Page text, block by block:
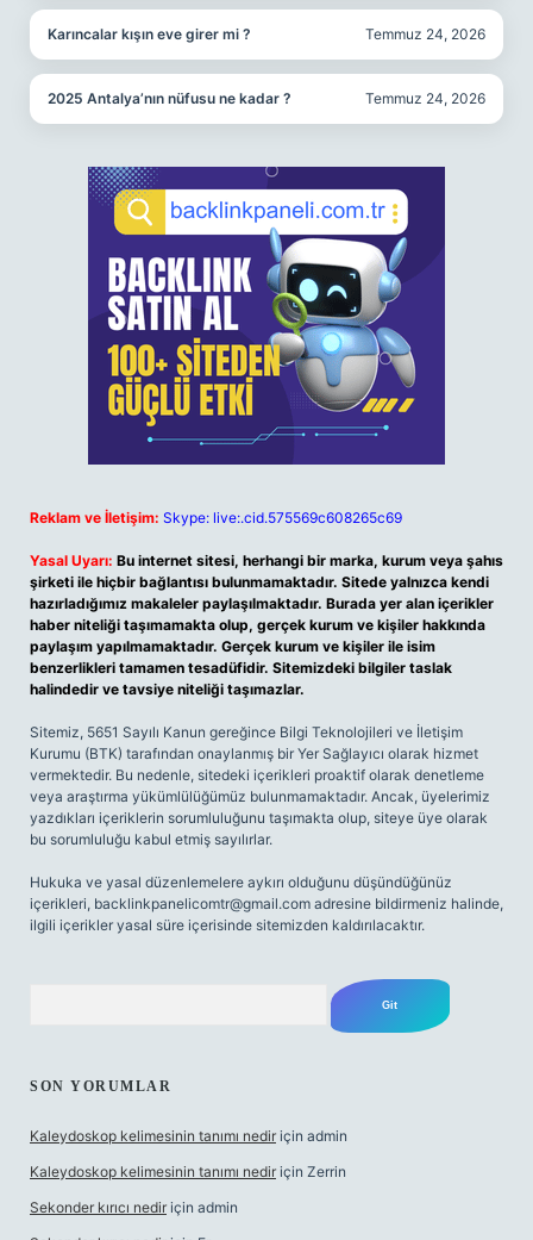
Karıncalar kışın eve girer mi ? Temmuz 24, 2026
2025 Antalya’nın nüfusu ne kadar ? Temmuz 24, 2026
Reklam ve İletişim: Skype: live:.cid.575569c608265c69
Yasal Uyarı: Bu internet sitesi, herhangi bir marka, kurum veya şahıs
şirketi ile hiçbir bağlantısı bulunmamaktadır. Sitede yalnızca kendi
hazırladığımız makaleler paylaşılmaktadır. Burada yer alan içerikler
haber niteliği taşımamakta olup, gerçek kurum ve kişiler hakkında
paylaşım yapılmamaktadır. Gerçek kurum ve kişiler ile isim
benzerlikleri tamamen tesadüfidir. Sitemizdeki bilgiler taslak
halindedir ve tavsiye niteliği taşımazlar.
Sitemiz, 5651 Sayılı Kanun gereğince Bilgi Teknolojileri ve İletişim
Kurumu (BTK) tarafından onaylanmış bir Yer Sağlayıcı olarak hizmet
vermektedir. Bu nedenle, sitedeki içerikleri proaktif olarak denetleme
veya araştırma yükümlülüğümüz bulunmamaktadır. Ancak, üyelerimiz
yazdıkları içeriklerin sorumluluğunu taşımakta olup, siteye üye olarak
bu sorumluluğu kabul etmiş sayılırlar.
Hukuka ve yasal düzenlemelere aykırı olduğunu düşündüğünüz
içerikleri, backlinkpanelicomtr@gmail.com adresine bildirmeniz halinde,
ilgili içerikler yasal süre içerisinde sitemizden kaldırılacaktır.
SON YORUMLAR
Kaleydoskop kelimesinin tanımı nedir için admin
Kaleydoskop kelimesinin tanımı nedir için Zerrin
Sekonder kırıcı nedir için admin